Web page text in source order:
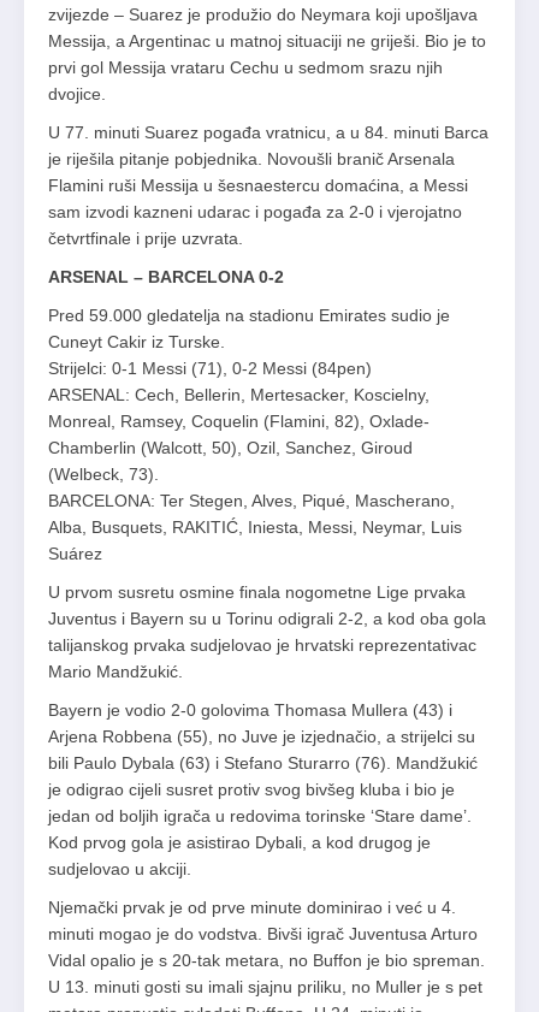
zvijezde – Suarez je produžio do Neymara koji upošljava
Messija, a Argentinac u matnoj situaciji ne griješi. Bio je to
prvi gol Messija vrataru Cechu u sedmom srazu njih
dvojice.
U 77. minuti Suarez pogađa vratnicu, a u 84. minuti Barca
je riješila pitanje pobjednika. Novoušli branič Arsenala
Flamini ruši Messija u šesnaestercu domaćina, a Messi
sam izvodi kazneni udarac i pogađa za 2-0 i vjerojatno
četvrtfinale i prije uzvrata.
ARSENAL – BARCELONA 0-2
Pred 59.000 gledatelja na stadionu Emirates sudio je
Cuneyt Cakir iz Turske.
Strijelci: 0-1 Messi (71), 0-2 Messi (84pen)
ARSENAL: Cech, Bellerin, Mertesacker, Koscielny,
Monreal, Ramsey, Coquelin (Flamini, 82), Oxlade-
Chamberlin (Walcott, 50), Ozil, Sanchez, Giroud
(Welbeck, 73).
BARCELONA: Ter Stegen, Alves, Piqué, Mascherano,
Alba, Busquets, RAKITIĆ, Iniesta, Messi, Neymar, Luis
Suárez
U prvom susretu osmine finala nogometne Lige prvaka
Juventus i Bayern su u Torinu odigrali 2-2, a kod oba gola
talijanskog prvaka sudjelovao je hrvatski reprezentativac
Mario Mandžukić.
Bayern je vodio 2-0 golovima Thomasa Mullera (43) i
Arjena Robbena (55), no Juve je izjednačio, a strijelci su
bili Paulo Dybala (63) i Stefano Sturarro (76). Mandžukić
je odigrao cijeli susret protiv svog bivšeg kluba i bio je
jedan od boljih igrača u redovima torinske ‘Stare dame’.
Kod prvog gola je asistirao Dybali, a kod drugog je
sudjelovao u akciji.
Njemački prvak je od prve minute dominirao i već u 4.
minuti mogao je do vodstva. Bivši igrač Juventusa Arturo
Vidal opalio je s 20-tak metara, no Buffon je bio spreman.
U 13. minuti gosti su imali sjajnu priliku, no Muller je s pet